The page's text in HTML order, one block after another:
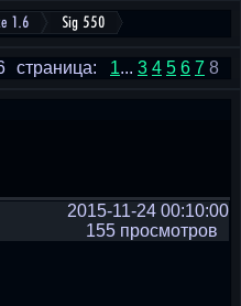
1.6 Sig 550
страница: 1... 3 4 5 6 7 8
2015-11-24 00:10:00
155 просмотров